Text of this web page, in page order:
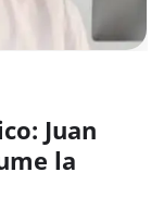
Juan
la